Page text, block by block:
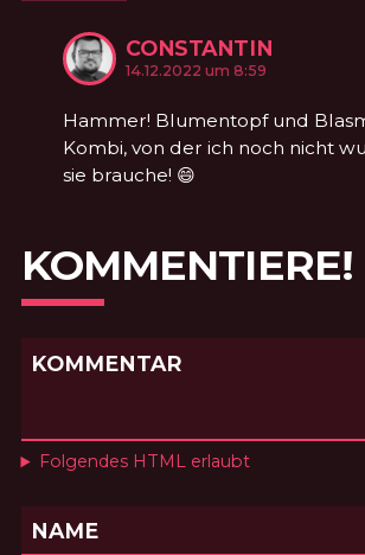
CONSTANTIN
am
14.12.2022 um 8:59
Hammer! Blumentopf und
Kombi, von der ich noch nicht
sie brauche! 😄
KOMMENTIERE!
KOMMENTAR
Folgendes HTML erlaubt
NAME